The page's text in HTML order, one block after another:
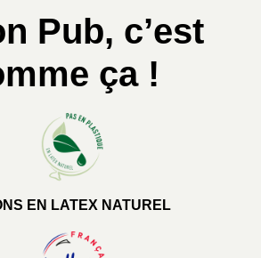
Pub, c’est
ça !
EN LATEX NATUREL